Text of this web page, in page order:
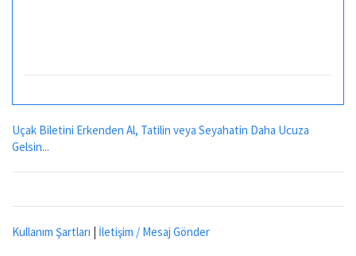
Uçak Biletini Erkenden Al, Tatilin veya Seyahatin Daha Ucuza
Gelsin...
Kullanım Şartları | İletişim / Mesaj Gönder